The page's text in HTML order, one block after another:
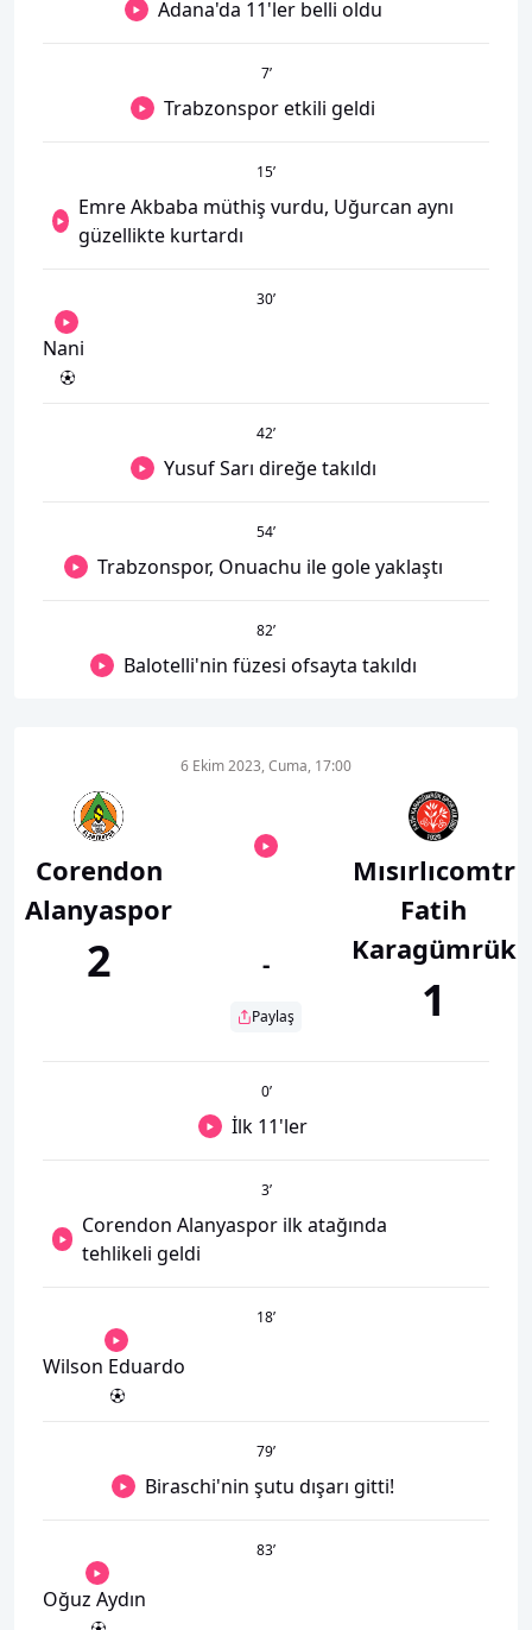
Adana'da 11'ler belli oldu
7’
Trabzonspor etkili geldi
15’
Emre Akbaba müthiş vurdu, Uğurcan aynı
güzellikte kurtardı
30’
Nani
42’
Yusuf Sarı direğe takıldı
54’
Trabzonspor, Onuachu ile gole yaklaştı
82’
Balotelli'nin füzesi ofsayta takıldı
Corendon
Alanyaspor
2
6 Ekim 2023, Cuma, 17:00
-
Paylaş
Mısırlıcomtr
Fatih
Karagümrük
1
0’
İlk 11'ler
3’
Corendon Alanyaspor ilk atağında
tehlikeli geldi
18’
Wilson Eduardo
79’
Biraschi'nin şutu dışarı gitti!
83’
Oğuz Aydın